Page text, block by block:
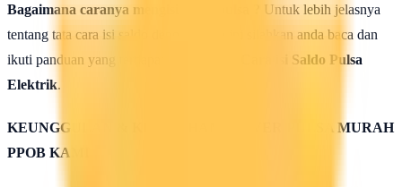
Bagaimana caranya mengisi saldo pulsa ?
Untuk lebih jelasnya
tentang tata cara isi saldo deposit pulsa ini silahkan anda baca dan
ikuti panduan yang terdapat di halaman :
Cara isi Saldo Pulsa
Elektrik.
KEUNGGULAN & KELEBIHAN SERVER PULSA MURAH
PPOB KAMI